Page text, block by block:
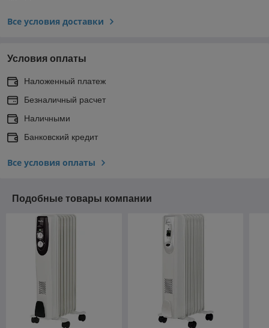
Все условия доставки
Условия оплаты
Наложенный платеж
Безналичный расчет
Наличными
Банковский кредит
Все условия оплаты
Подобные товары компании